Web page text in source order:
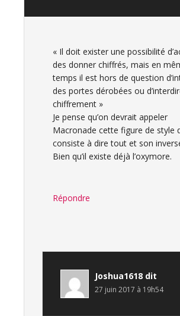
« Il doit exister une possibilité
des donner chiffrés, mais en
temps il est hors de question
des portes dérobées ou
chiffrement »
Je pense qu’on devrait appeler
Macronade cette figure de style
consiste à dire tout et son
Bien qu’il existe déjà l’oxymore.
Répondre
Joshua1618 dit
27 juin 2017 à 19h54